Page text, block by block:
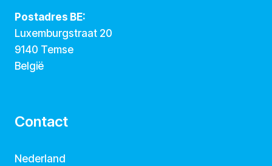
Postadres BE:
Luxemburgstraat 20
9140 Temse
België
Contact
Nederland